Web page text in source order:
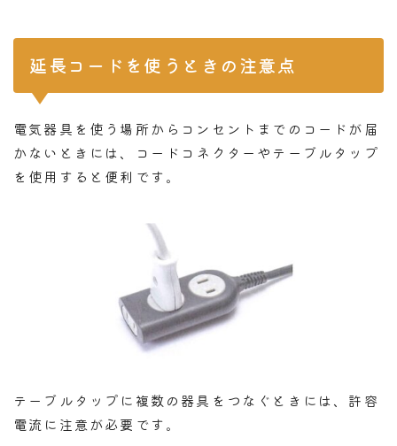
延長コードを使うときの注意点
電気器具を使う場所からコンセントまでのコードが届
かないときには、コードコネクターやテーブルタップ
を使用すると便利です。
テーブルタップに複数の器具をつなぐときには、許容
電流に注意が必要です。